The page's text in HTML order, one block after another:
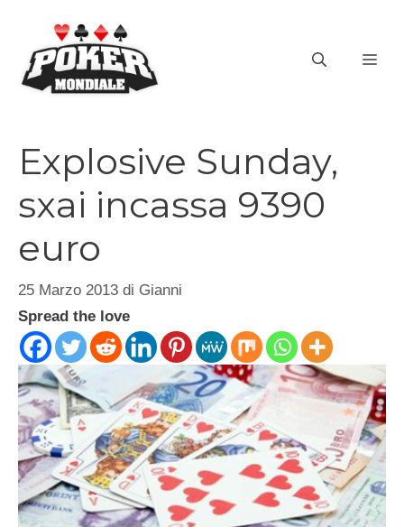
contenuto
Explosive Sunday,
sxai incassa 9390
euro
25 Marzo 2013 di Gianni
Spread the love